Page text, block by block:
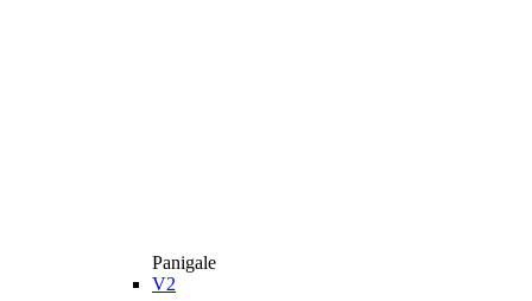
Panigale
V2